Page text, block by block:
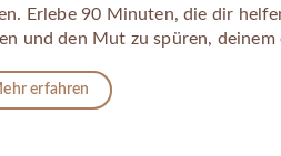
Erlebe 90 Minuten, die dir
und den Mut zu spüren, deinem
erfahren